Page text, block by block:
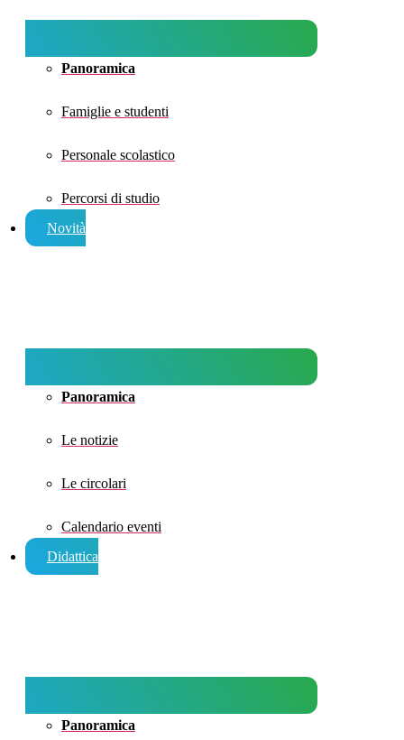
Panoramica
Famiglie e studenti
Personale scolastico
Percorsi di studio
Novità
Panoramica
Le notizie
Le circolari
Calendario eventi
Didattica
Panoramica